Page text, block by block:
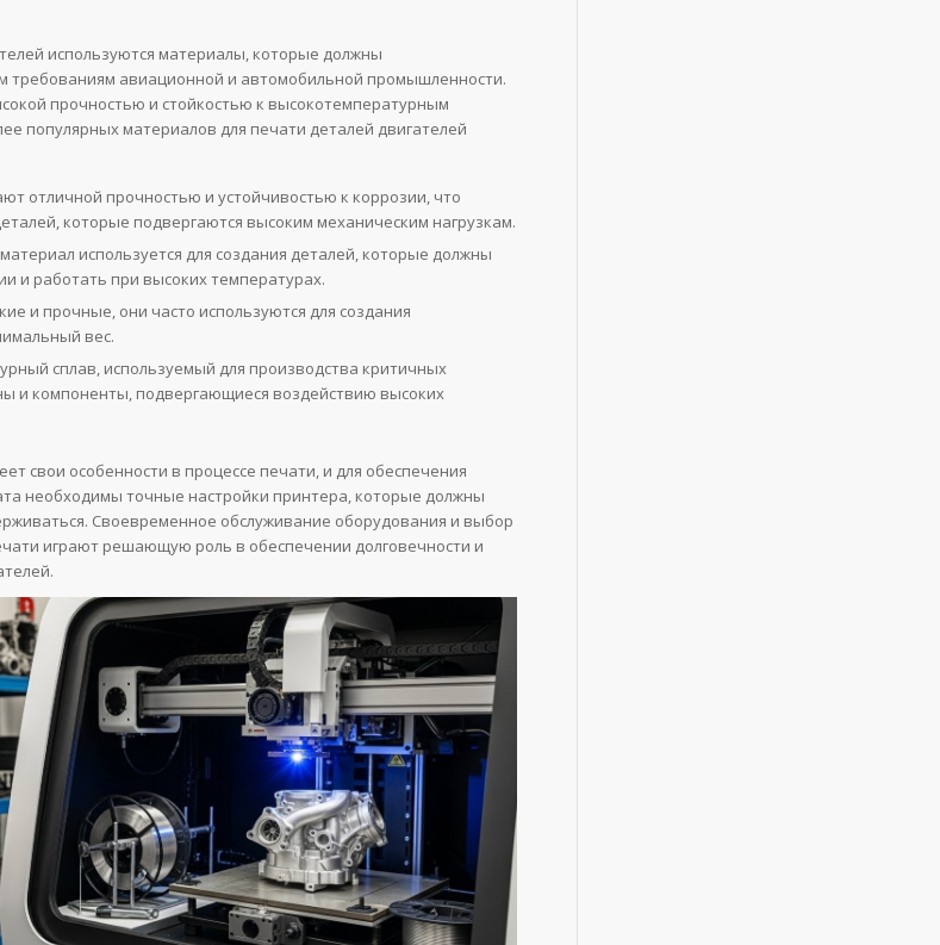
используются материалы, которые должны
требованиям авиационной и автомобильной промышленности.
прочностью и стойкостью к высокотемпературным
популярных материалов для печати деталей двигателей
отличной прочностью и устойчивостью к коррозии, что
которые подвергаются высоким механическим нагрузкам.
используется для создания деталей, которые должны
и работать при высоких температурах.
и прочные, они часто используются для создания
вес.
сплав, используемый для производства критичных
и компоненты, подвергающиеся воздействию высоких
свои особенности в процессе печати, и для обеспечения
необходимы точные настройки принтера, которые должны
Своевременное обслуживание оборудования и выбор
играют решающую роль в обеспечении долговечности и